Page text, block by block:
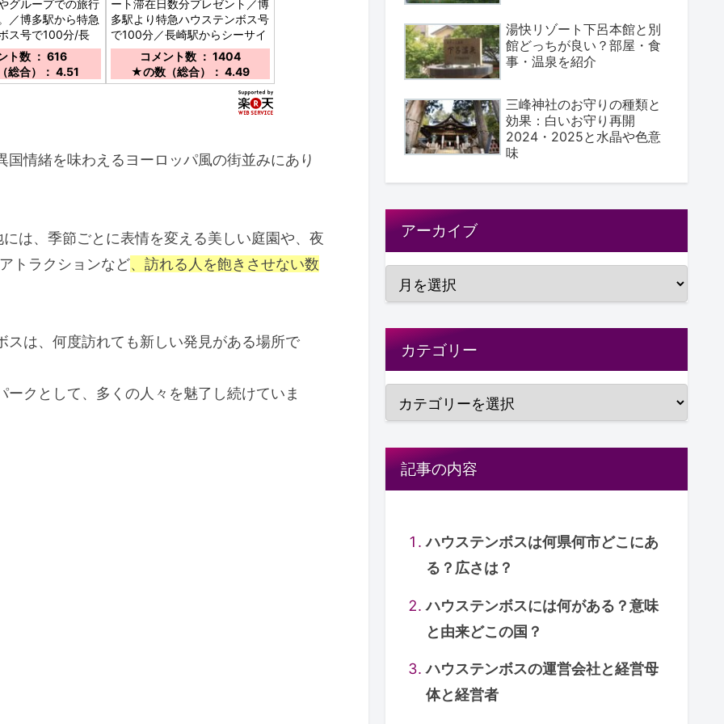
グループでの旅行
／博多駅から特急
ス号で100分/長
シーサイドライナ
空港から高速船
ト数 ： 616
総合）： 4.51
ート滞在日数分プレゼント／博
多駅より特急ハウステンボス号
で100分／長崎駅からシーサイ
ドライナーで90分／長崎空港
から高速船で45分・バス60分
コメント数 ： 1404
★の数（総合）： 4.49
国情緒を味わえるヨーロッパ風の街並みにあり
は、季節ごとに表情を変える美しい庭園や、夜
トラクションなど、訪れる人を飽きさせない数
は、何度訪れても新しい発見がある場所で
ークとして、多くの人々を魅了し続けていま
湯快リゾート下呂本館と別
館どっちが良い？部屋・食
事・温泉を紹介
三峰神社のお守りの種類と
効果：白いお守り再開
2024・2025と水晶や色意
味
アーカイブ
カテゴリー
記事の内容
ハウステンボスは何県何市どこにあ
る？広さは？
ハウステンボスには何がある？意味
と由来どこの国？
ハウステンボスの運営会社と経営母
体と経営者